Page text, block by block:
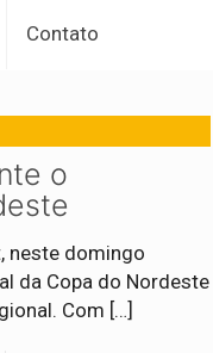
Contato
o
neste domingo
da Copa do Nordeste
Com […]